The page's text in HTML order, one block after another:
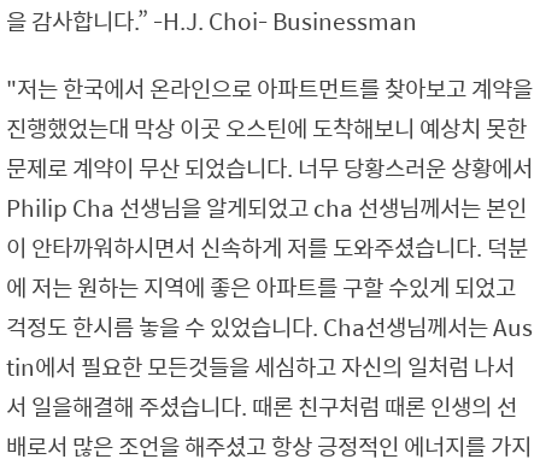
을 감사합니다.” -H.J. Choi- Businessman
"저는 한국에서 온라인으로 아파트먼트를 찾아보고 계약을
진행했었는대 막상 이곳 오스틴에 도착해보니 예상치 못한
문제로 계약이 무산 되었습니다. 너무 당황스러운 상황에서
Philip Cha 선생님을 알게되었고 cha 선생님께서는 본인
이 안타까워하시면서 신속하게 저를 도와주셨습니다. 덕분
에 저는 원하는 지역에 좋은 아파트를 구할 수있게 되었고
걱정도 한시름 놓을 수 있었습니다. Cha선생님께서는 Aus
tin에서 필요한 모든것들을 세심하고 자신의 일처럼 나서
서 일을해결해 주셨습니다. 때론 친구처럼 때론 인생의 선
배로서 많은 조언을 해주셨고 항상 긍정적인 에너지를 가지